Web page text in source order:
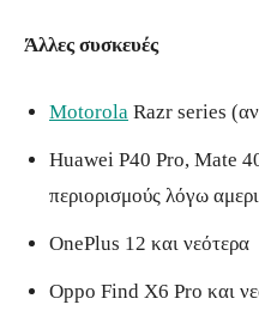
Άλλες συσκευές
Motorola Razr series
Huawei P40 Pro, Mate
περιορισμούς λόγω
OnePlus 12 και νεότερα
Oppo Find X6 Pro και